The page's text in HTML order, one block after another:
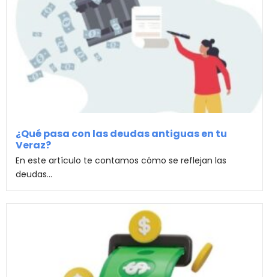
¿Qué pasa con las deudas antiguas en tu
Veraz?
En este artículo te contamos cómo se reflejan las
deudas...